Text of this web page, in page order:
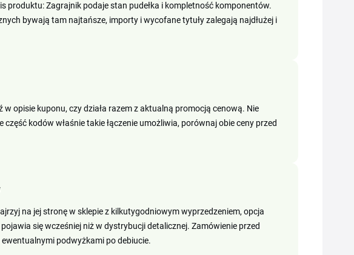
produktu: Zagrajnik podaje stan pudełka i kompletność komponentów.
bywają tam najtańsze, importy i wycofane tytuły zalegają najdłużej i
opisie kuponu, czy działa razem z aktualną promocją cenową. Nie
część kodów właśnie takie łączenie umożliwia, porównaj obie ceny przed
na jej stronę w sklepie z kilkutygodniowym wyprzedzeniem, opcja
się wcześniej niż w dystrybucji detalicznej. Zamówienie przed
podwyżkami po debiucie.